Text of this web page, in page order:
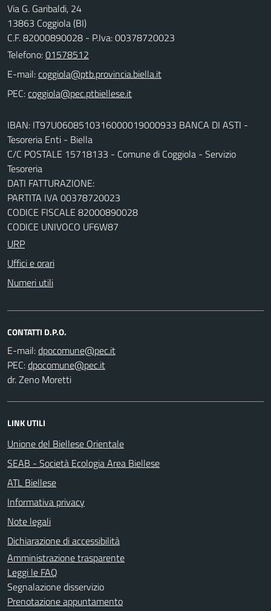
Via G. Garibaldi, 24
13863 Coggiola (BI)
C.F. 82000890028 - P.Iva: 00378720023
Telefono:01578512
E-mail:
PEC:
IBAN: IT97U0608510316000019000933 BANCA DI ASTI -
Tesoreria Enti - Biella
C/C POSTALE 15718133 - Comune di Coggiola - Servizio
Tesoreria
DATI FATTURAZIONE:
PARTITA IVA 00378720023
CODICE FISCALE 82000890028
CODICE UNIVOCO UF6W87
URP
Uffici e orari
Numeri utili
CONTATTI D.P.O.
E-mail:
PEC:
dr. Zeno Moretti
LINK UTILI
Unione del Biellese Orientale
SEAB - Società Ecologia Area Biellese
ATL Biellese
Informativa privacy
Note legali
Dichiarazione di accessibilità
Amministrazione trasparente
Leggi le FAQ
Segnalazione disservizio
Prenotazione appuntamento